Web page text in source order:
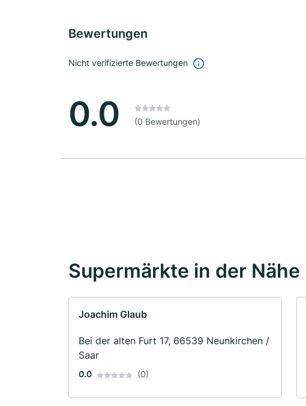
Bewertungen
Nicht verifizierte Bewertungen
0.0 (0 Bewertungen)
Supermärkte in der Nähe
Joachim Glaub
Bei der alten Furt 17, 66539 Neunkirchen /
Saar
0.0 (0)